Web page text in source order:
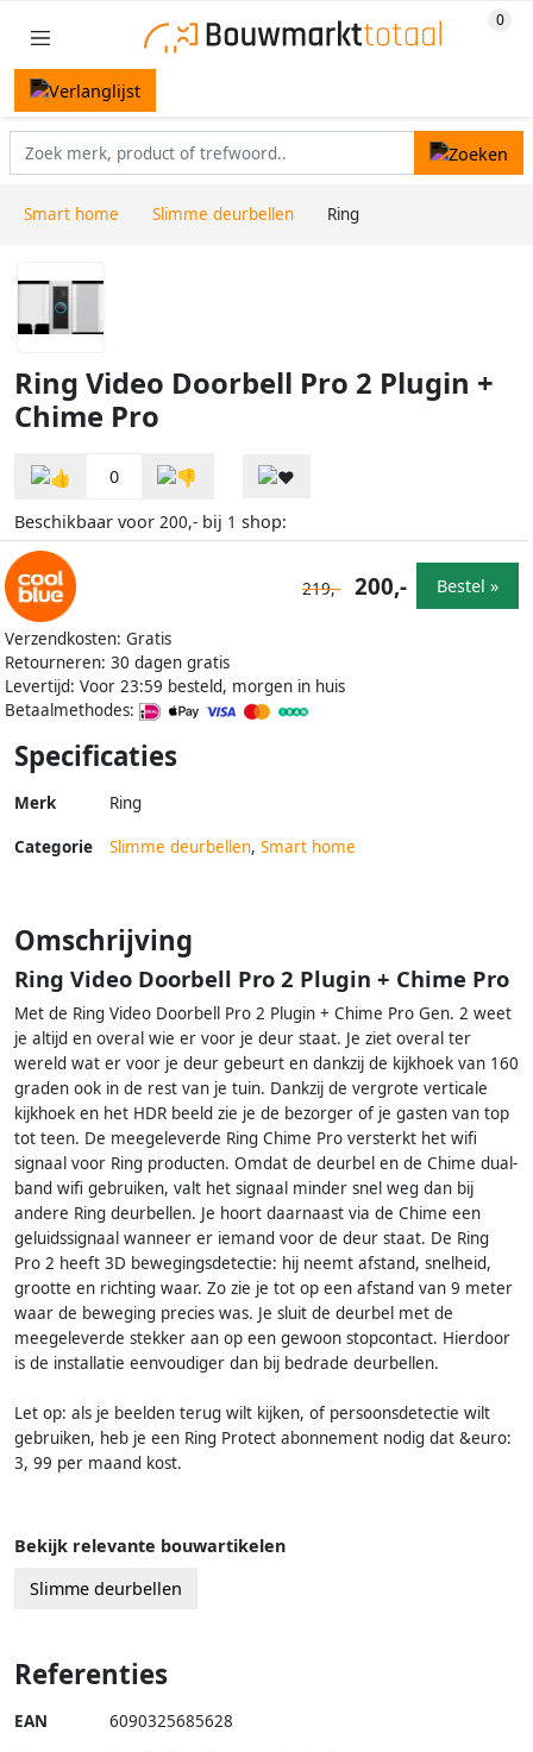
Smart home Slimme deurbellen Ring
Ring Video Doorbell Pro 2 Plugin +
Chime Pro
0
Beschikbaar voor 200,- bij 1 shop:
Verzendkosten: Gratis
Retourneren: 30 dagen gratis
Levertijd: Voor 23:59 besteld, morgen in huis
Betaalmethodes:
219,- 200,- Bestel »
Specificaties
Merk Ring
Categorie Slimme deurbellen, Smart home
Omschrijving
Ring Video Doorbell Pro 2 Plugin + Chime Pro
Met de Ring Video Doorbell Pro 2 Plugin + Chime Pro Gen. 2 weet
je altijd en overal wie er voor je deur staat. Je ziet overal ter
wereld wat er voor je deur gebeurt en dankzij de kijkhoek van 160
graden ook in de rest van je tuin. Dankzij de vergrote verticale
kijkhoek en het HDR beeld zie je de bezorger of je gasten van top
tot teen. De meegeleverde Ring Chime Pro versterkt het wifi
signaal voor Ring producten. Omdat de deurbel en de Chime dual-
band wifi gebruiken, valt het signaal minder snel weg dan bij
andere Ring deurbellen. Je hoort daarnaast via de Chime een
geluidssignaal wanneer er iemand voor de deur staat. De Ring
Pro 2 heeft 3D bewegingsdetectie: hij neemt afstand, snelheid,
grootte en richting waar. Zo zie je tot op een afstand van 9 meter
waar de beweging precies was. Je sluit de deurbel met de
meegeleverde stekker aan op een gewoon stopcontact. Hierdoor
is de installatie eenvoudiger dan bij bedrade deurbellen.
Let op: als je beelden terug wilt kijken, of persoonsdetectie wilt
gebruiken, heb je een Ring Protect abonnement nodig dat &euro:
3, 99 per maand kost.
Bekijk relevante bouwartikelen
Slimme deurbellen
Referenties
EAN 6090325685628